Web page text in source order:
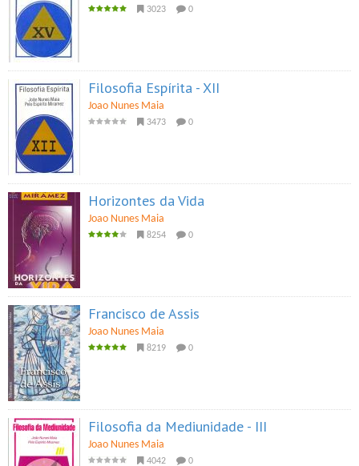
3023 0
Filosofia Espírita - XII
Joao Nunes Maia
3473 0
Horizontes da Vida
Joao Nunes Maia
8254 0
Francisco de Assis
Joao Nunes Maia
8219 0
Filosofia da Mediunidade - III
Joao Nunes Maia
4042 0